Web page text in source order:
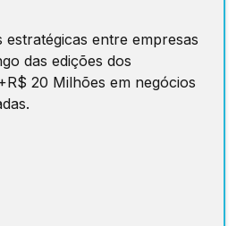
estratégicas entre empresas
das edições dos
20 Milhões em negócios